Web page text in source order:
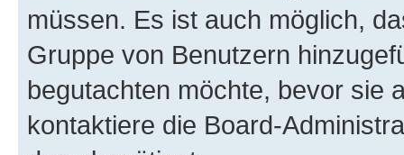
müssen. Es ist auch möglich,
Gruppe von Benutzern
begutachten möchte, bevor sie
kontaktiere die Board-